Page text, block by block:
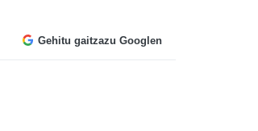
Gehitu gaitzazu Googlen